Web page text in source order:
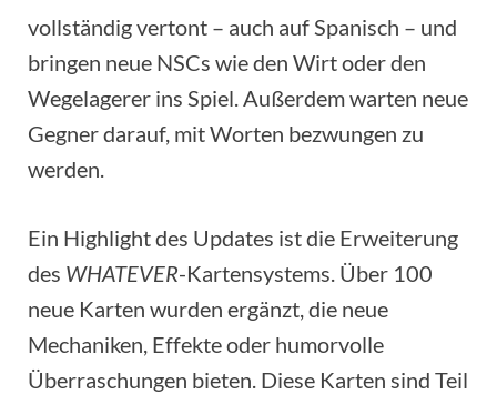
vollständig vertont – auch auf Spanisch – und
bringen neue NSCs wie den Wirt oder den
Wegelagerer ins Spiel. Außerdem warten neue
Gegner darauf, mit Worten bezwungen zu
werden.
Ein Highlight des Updates ist die Erweiterung
des WHATEVER-Kartensystems. Über 100
neue Karten wurden ergänzt, die neue
Mechaniken, Effekte oder humorvolle
Überraschungen bieten. Diese Karten sind Teil